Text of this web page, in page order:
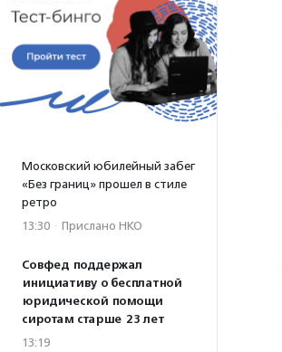
Московский юбилейный забег
«Без границ» прошел в стиле
ретро
13:30 · Прислано НКО
Совфед поддержал
инициативу о бесплатной
юридической помощи
сиротам старше 23 лет
13:19